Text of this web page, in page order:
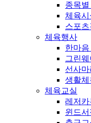
종목
체육
스포
체육행사
한마음
그린
선사마
생활
체육교실
레저
윈드